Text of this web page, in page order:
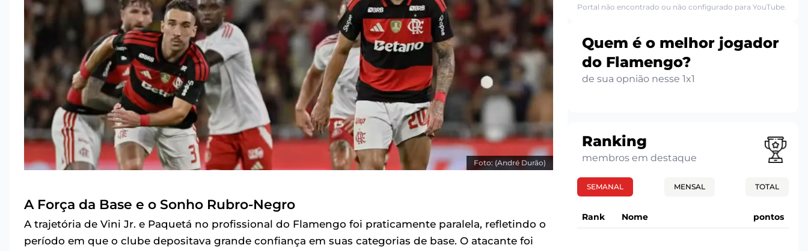
Foto: (André Durão)
A Força da Base e o Sonho Rubro-Negro
A trajetória de Vini Jr. e Paquetá no profissional do Flamengo foi praticamente paralela, refletindo o
período em que o clube depositava grande confiança em suas categorias de base. O atacante foi
Portal não encontrado ou não configurado para YouTube.
Quem é o melhor jogador
do Flamengo?
de sua opnião nesse 1x1
Ranking
membros em destaque
SEMANAL MENSAL TOTAL
Rank Nome pontos